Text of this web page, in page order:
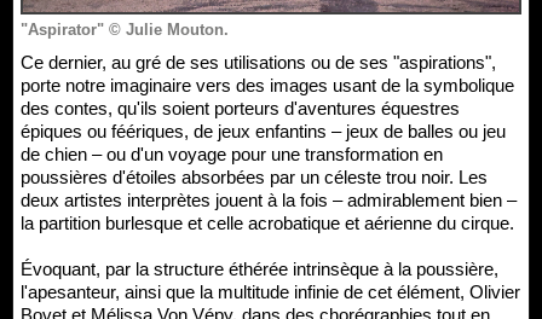
"Aspirator" © Julie Mouton.
Ce dernier, au gré de ses utilisations ou de ses "aspirations",
porte notre imaginaire vers des images usant de la symbolique
des contes, qu'ils soient porteurs d'aventures équestres
épiques ou féériques, de jeux enfantins – jeux de balles ou jeu
de chien – ou d'un voyage pour une transformation en
poussières d'étoiles absorbées par un céleste trou noir. Les
deux artistes interprètes jouent à la fois – admirablement bien –
la partition burlesque et celle acrobatique et aérienne du cirque.
Évoquant, par la structure éthérée intrinsèque à la poussière,
l'apesanteur, ainsi que la multitude infinie de cet élément, Olivier
Bovet et Mélissa Von Vépy, dans des chorégraphies tout en